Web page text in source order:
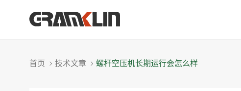
首页 技术文章 螺杆空压机长期运行会怎么样